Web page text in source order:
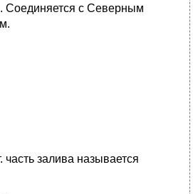
Соединяется с Северным
залива называется